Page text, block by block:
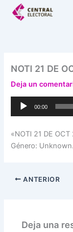
NOTI 21 DE
Deja un
Reproductor
00:00
«NOTI 21 DE
Género: Unknown.
ANTERIOR
Deja una